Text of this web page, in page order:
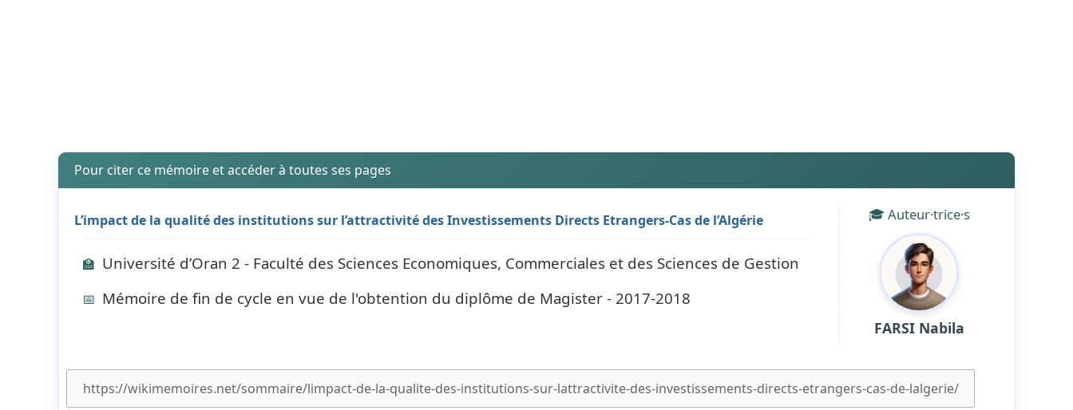
Pour citer ce mémoire et accéder à toutes ses pages
L’impact de la qualité des institutions sur l’attractivité des Investissements Directs Etrangers-Cas de l’Algérie
🏫 Université d’Oran 2 - Faculté des Sciences Economiques, Commerciales et des Sciences de Gestion
📅 Mémoire de fin de cycle en vue de l'obtention du diplôme de Magister - 2017-2018
🎓 Auteur·trice·s
FARSI Nabila